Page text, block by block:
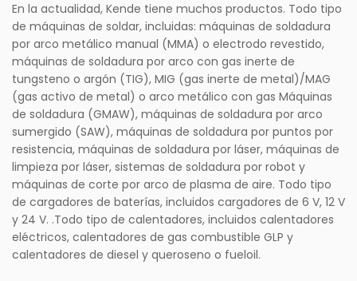
En la actualidad, Kende tiene muchos productos. Todo tipo
de máquinas de soldar, incluidas: máquinas de soldadura
por arco metálico manual (MMA) o electrodo revestido,
máquinas de soldadura por arco con gas inerte de
tungsteno o argón (TIG), MIG (gas inerte de metal)/MAG
(gas activo de metal) o arco metálico con gas Máquinas
de soldadura (GMAW), máquinas de soldadura por arco
sumergido (SAW), máquinas de soldadura por puntos por
resistencia, máquinas de soldadura por láser, máquinas de
limpieza por láser, sistemas de soldadura por robot y
máquinas de corte por arco de plasma de aire. Todo tipo
de cargadores de baterías, incluidos cargadores de 6 V, 12 V
y 24 V. .Todo tipo de calentadores, incluidos calentadores
eléctricos, calentadores de gas combustible GLP y
calentadores de diesel y queroseno o fueloil.